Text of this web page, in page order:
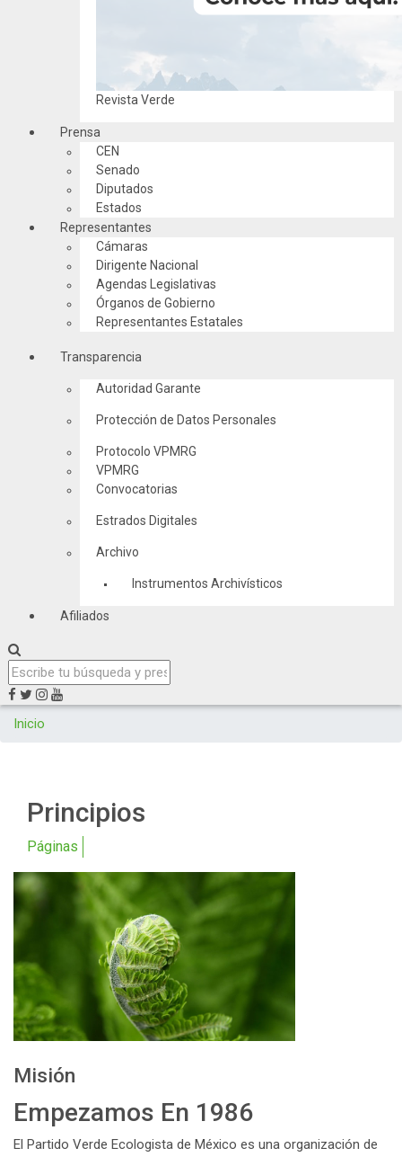
Revista Verde
Prensa
CEN
Senado
Diputados
Estados
Representantes
Cámaras
Dirigente Nacional
Agendas Legislativas
Órganos de Gobierno
Representantes Estatales
Transparencia
Autoridad Garante
Protección de Datos Personales
Protocolo VPMRG
VPMRG
Convocatorias
Estrados Digitales
Archivo
Instrumentos Archivísticos
Afiliados
Inicio
Principios
Páginas
Misión
Empezamos En 1986
El Partido Verde Ecologista de México es una organización de